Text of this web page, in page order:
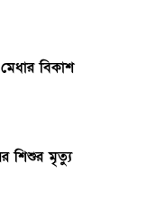
বিকাশ
শিশুর মৃত্যু